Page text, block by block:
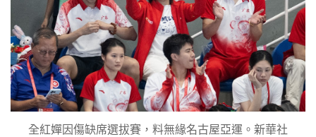
全紅嬋因傷缺席選拔賽，料無緣名古屋亞運。新華社